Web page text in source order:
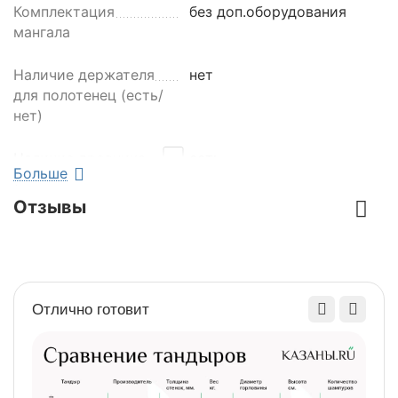
Комплектация
мангала
без доп.оборудования
Наличие держателя
для полотенец (есть/
нет)
нет
(есть/нет)
Наличие полочки
Объем, м3 1,1
Больше
Отзывы
Отлично готовит